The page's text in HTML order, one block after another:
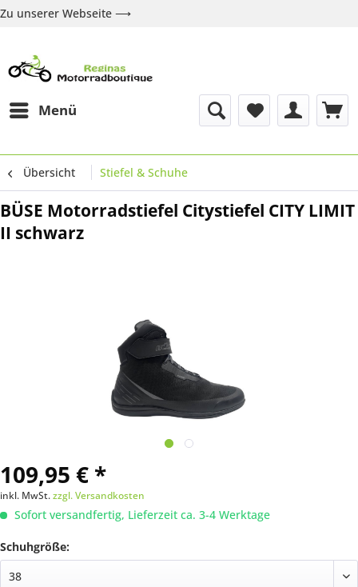
Zu unserer Webseite ⟶
Menü
Übersicht Stiefel & Schuhe
BÜSE Motorradstiefel Citystiefel CITY LIMIT
II schwarz
109,95 € *
inkl. MwSt.zzgl. Versandkosten
Sofort versandfertig, Lieferzeit ca. 3-4 Werktage
Schuhgröße: